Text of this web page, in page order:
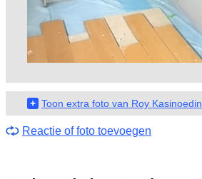
+ Toon extra foto van Roy Kasinoedin
Reactie of foto toevoegen